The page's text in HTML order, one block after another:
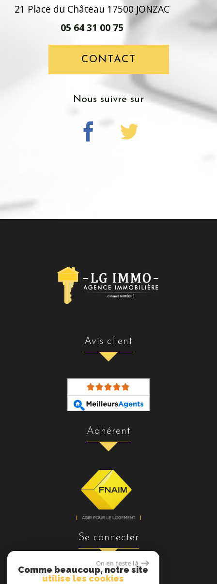
21 Place du Château 17500 JONZAC
05 64 31 00 75
CONTACT
nous suivre sur
avis client
adhérent
se connecter
On en reste là
Comme beaucoup, notre site
utilise les cookies